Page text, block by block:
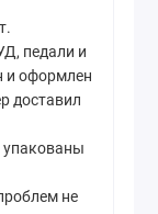
педали и
и оформлен
доставил
упакованы
не